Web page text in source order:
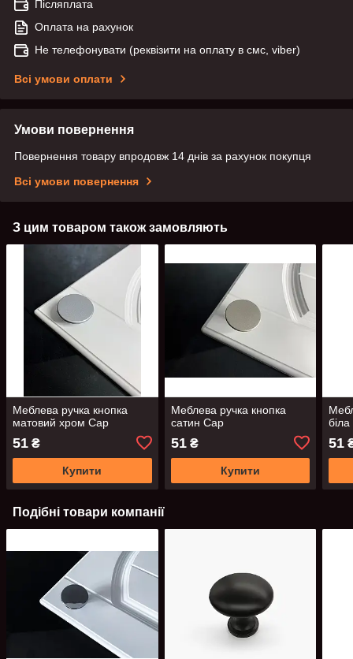
Післяплата
Оплата на рахунок
Не телефонувати (реквізити на оплату в смс, viber)
Всі умови оплати
Умови повернення
Повернення товару впродовж 14 днів за рахунок покупця
Всі умови повернення
З цим товаром також замовляють
Меблева ручка кнопка
матовий хром Cap
51 ₴
Купити
Меблева ручка кнопка
сатин Cap
51₴
Купити
51
Подібні товари компанії